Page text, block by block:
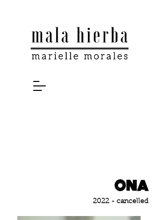
ONA
2022 - cancelled